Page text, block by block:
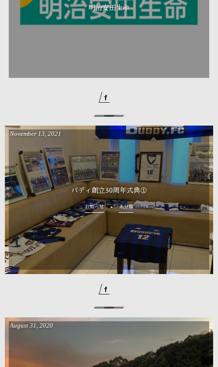
明治安田生命
バディ創立30周年式典①
November 13, 2021
お知らせ 未分類
August 31 2020